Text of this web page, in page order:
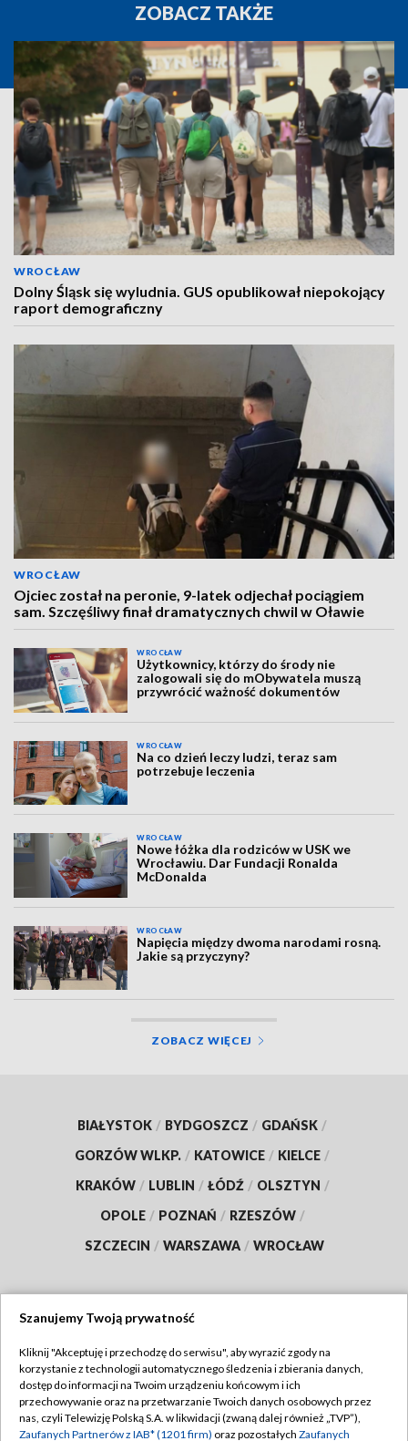
ZOBACZ TAKŻE
WROCŁAW
Dolny Śląsk się wyludnia. GUS opublikował niepokojący
raport demograficzny
WROCŁAW
Ojciec został na peronie, 9-latek odjechał pociągiem
sam. Szczęśliwy finał dramatycznych chwil w Oławie
WROCŁAW
Użytkownicy, którzy do środy nie
zalogowali się do mObywatela muszą
przywrócić ważność dokumentów
WROCŁAW
Na co dzień leczy ludzi, teraz sam
potrzebuje leczenia
WROCŁAW
Nowe łóżka dla rodziców w USK we
Wrocławiu. Dar Fundacji Ronalda
McDonalda
WROCŁAW
Napięcia między dwoma narodami rosną.
Jakie są przyczyny?
ZOBACZ WIĘCEJ
BIAŁYSTOK / BYDGOSZCZ / GDAŃSK /
GORZÓW WLKP. / KATOWICE / KIELCE /
KRAKÓW / LUBLIN / ŁÓDŹ / OLSZTYN /
OPOLE / POZNAŃ / RZESZÓW /
SZCZECIN / WARSZAWA / WROCŁAW
TVP
Abonament TVP
Emisja w TVP
Regulamin TVP
Polityka prywatności
Szanujemy Twoją prywatność
Kliknij "Akceptuję i przechodzę do serwisu", aby wyrazić zgody na
korzystanie z technologii automatycznego śledzenia i zbierania danych,
dostęp do informacji na Twoim urządzeniu końcowym i ich
przechowywanie oraz na przetwarzanie Twoich danych osobowych przez
nas, czyli Telewizję Polską S.A. w likwidacji (zwaną dalej również „TVP”),
Zaufanych Partnerów z IAB* (1201 firm) oraz pozostałych Zaufanych